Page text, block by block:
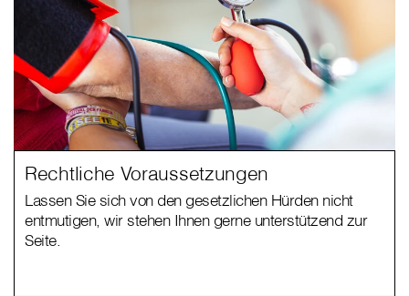
Rechtliche Voraussetzungen
Lassen Sie sich von den gesetzlichen Hürden nicht
entmutigen, wir stehen Ihnen gerne unterstützend zur
Seite.